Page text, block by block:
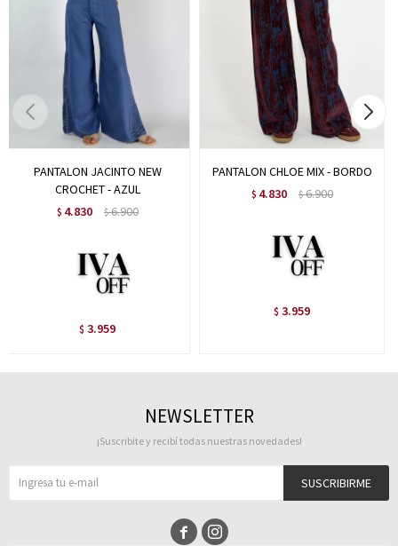
PANTALON JACINTO NEW
CROCHET - AZUL
$ 4.830 $6.900
$ 3.959
PANTALON CHLOE MIX - BORDO
$ 4.830 $6.900
$ 3.959
NEWSLETTER
¡Suscribite y recibí todas nuestras novedades!
SUSCRIBIRME
 